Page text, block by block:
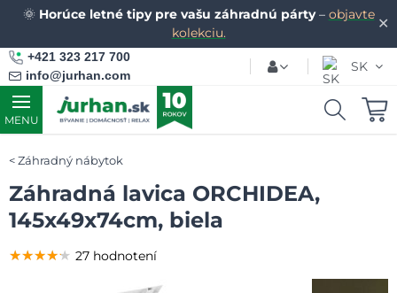
✕
🌞 Horúce letné tipy pre vašu záhradnú párty– objavte
kolekciu.
+421 323 217 700
info@jurhan.com
SK
MENU
Záhradný nábytok
Záhradná lavica ORCHIDEA,
145x49x74cm, biela
★★★★★
★★★★★
★★★★★ 27 hodnotení